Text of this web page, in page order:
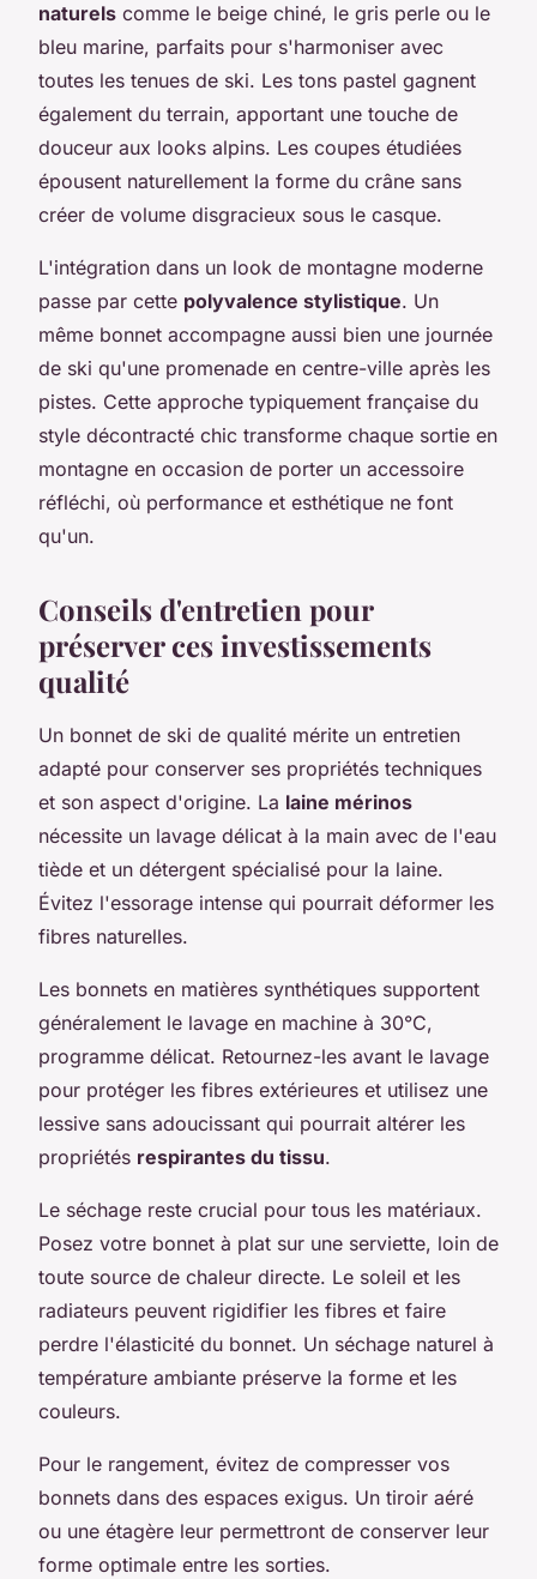
naturels comme le beige chiné, le gris perle ou le
bleu marine, parfaits pour s'harmoniser avec
toutes les tenues de ski. Les tons pastel gagnent
également du terrain, apportant une touche de
douceur aux looks alpins. Les coupes étudiées
épousent naturellement la forme du crâne sans
créer de volume disgracieux sous le casque.
L'intégration dans un look de montagne moderne
passe par cette polyvalence stylistique. Un
même bonnet accompagne aussi bien une journée
de ski qu'une promenade en centre-ville après les
pistes. Cette approche typiquement française du
style décontracté chic transforme chaque sortie en
montagne en occasion de porter un accessoire
réfléchi, où performance et esthétique ne font
qu'un.
Conseils d'entretien pour
préserver ces investissements
qualité
Un bonnet de ski de qualité mérite un entretien
adapté pour conserver ses propriétés techniques
et son aspect d'origine. La laine mérinos
nécessite un lavage délicat à la main avec de l'eau
tiède et un détergent spécialisé pour la laine.
Évitez l'essorage intense qui pourrait déformer les
fibres naturelles.
Les bonnets en matières synthétiques supportent
généralement le lavage en machine à 30°C,
programme délicat. Retournez-les avant le lavage
pour protéger les fibres extérieures et utilisez une
lessive sans adoucissant qui pourrait altérer les
propriétés respirantes du tissu.
Le séchage reste crucial pour tous les matériaux.
Posez votre bonnet à plat sur une serviette, loin de
toute source de chaleur directe. Le soleil et les
radiateurs peuvent rigidifier les fibres et faire
perdre l'élasticité du bonnet. Un séchage naturel à
température ambiante préserve la forme et les
couleurs.
Pour le rangement, évitez de compresser vos
bonnets dans des espaces exigus. Un tiroir aéré
ou une étagère leur permettront de conserver leur
forme optimale entre les sorties.